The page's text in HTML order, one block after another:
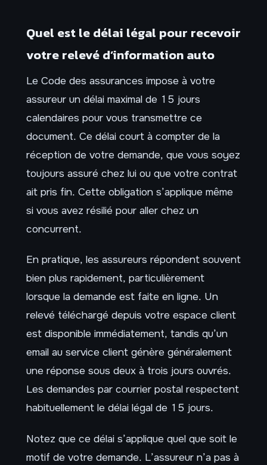
Quel est le délai légal pour recevoir
votre relevé d’information auto
Le Code des assurances impose à votre
assureur un délai maximal de 15 jours
calendaires pour vous transmettre ce
document. Ce délai court à compter de la
réception de votre demande, que vous soyez
toujours assuré chez lui ou que votre contrat
ait pris fin. Cette obligation s’applique même
si vous avez résilié pour aller chez un
concurrent.
En pratique, les assureurs répondent souvent
bien plus rapidement, particulièrement
lorsque la demande est faite en ligne. Un
relevé téléchargé depuis votre espace client
est disponible immédiatement, tandis qu’un
email au service client génère généralement
une réponse sous deux à trois jours ouvrés.
Les demandes par courrier postal respectent
habituellement le délai légal de 15 jours.
Notez que ce délai s’applique quel que soit le
motif de votre demande. L’assureur n’a pas à